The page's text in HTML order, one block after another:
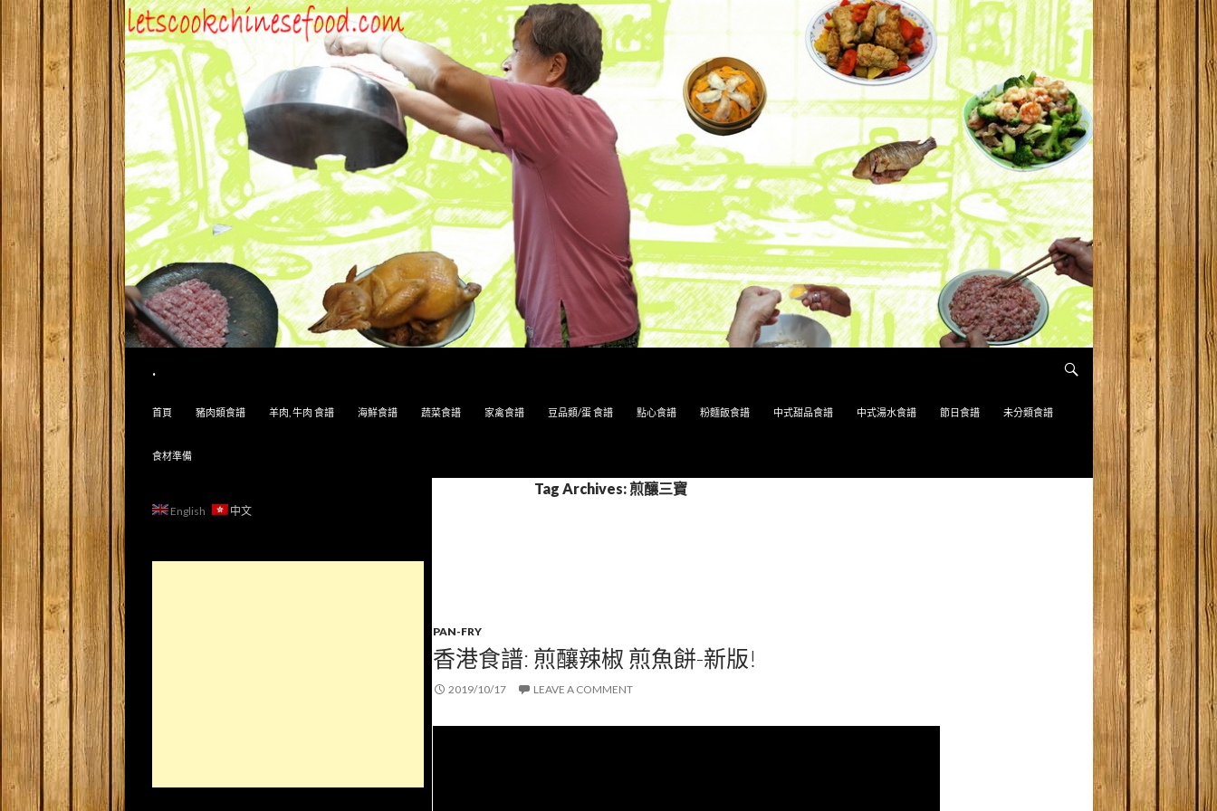
.
首頁
豬肉類食譜 羊肉, 牛肉 食譜 海鮮食譜 蔬菜食譜 家禽食譜 豆品類/蛋 食譜 點心食譜 粉麵飯食譜 中式甜品食譜 中式湯水食譜 節日食譜 未分類食譜
食材準備
Tag Archives: 煎釀三寶
PAN-FRY
香港食譜: 煎釀辣椒 煎魚餅-新版!
2019/10/17 LEAVE A COMMENT
English 中文